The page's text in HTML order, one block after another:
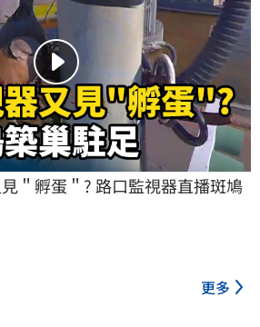
見＂孵蛋＂? 路口監視器直播斑鳩
更多